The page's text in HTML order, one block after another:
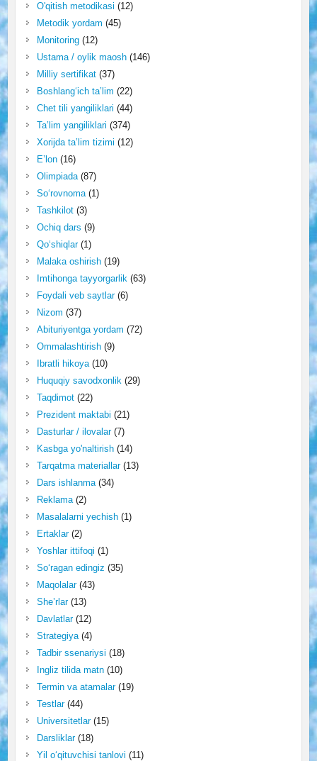
O'qitish metodikasi (12)
Metodik yordam (45)
Monitoring(12)
Ustama / oylik maosh(146)
Milliy sertifikat(37)
Boshlang‘ich ta’lim (22)
Chet tili yangiliklari (44)
Ta’lim yangiliklari (374)
Xorijda ta’lim tizimi (12)
E’lon(16)
Olimpiada(87)
So‘rovnoma(1)
Tashkilot(3)
Ochiq dars (9)
Qo‘shiqlar(1)
Malaka oshirish(19)
Imtihonga tayyorgarlik(63)
Foydali veb saytlar(6)
Nizom (37)
Abituriyentga yordam (72)
Ommalashtirish(9)
Ibratli hikoya(10)
Huquqiy savodxonlik(29)
Taqdimot(22)
Prezident maktabi (21)
Dasturlar / ilovalar(7)
Kasbga yo'naltirish(14)
Tarqatma materiallar(13)
Dars ishlanma(34)
Reklama(2)
Masalalarni yechish(1)
Ertaklar(2)
Yoshlar ittifoqi (1)
So‘ragan edingiz (35)
Maqolalar(43)
She’rlar(13)
Davlatlar(12)
Strategiya(4)
Tadbir ssenariysi (18)
Ingliz tilida matn(10)
Termin va atamalar(19)
Testlar(44)
Universitetlar(15)
Darsliklar(18)
Yil o‘qituvchisi tanlovi (11)